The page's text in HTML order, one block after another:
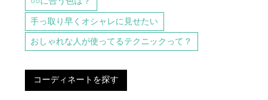
手っ取り早くオシャレに見せたい
おしゃれな人が使ってるテクニックって？
コーディネートを探す